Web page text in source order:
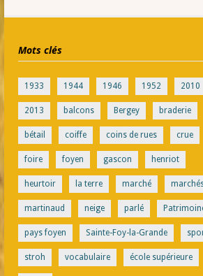
Mots clés
1933 1944 1946 1952 2010
2013 balcons Bergey braderie
bétail coiffe coins de rues crue
foire foyen gascon henriot
heurtoir la terre marché
martinaud neige parlé
pays foyen Sainte-Foy-la-Grande
stroh vocabulaire école supérieure